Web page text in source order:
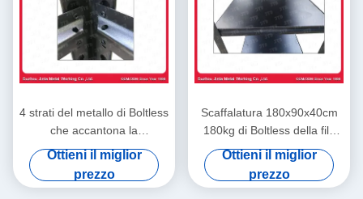
4 strati del metallo di Boltless
che accantona la
scaffalatura d'acciaio dello
scaffale del ribattino di
180cm 45cm
Ottieni il miglior
prezzo
Scaffalatura 180x90x40cm
180kg di Boltless della fila
del CE 5 per strato in garage
Ottieni il miglior
prezzo